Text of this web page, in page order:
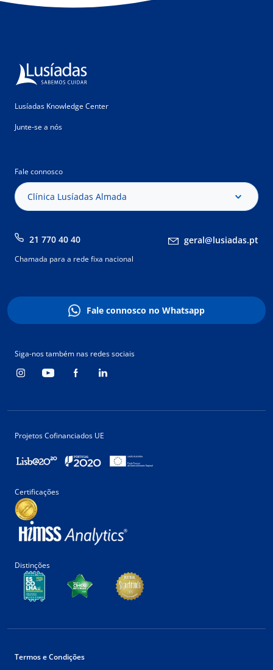
Lusíadas Knowledge Center
Junte-se a nós
Fale connosco
Clínica Lusíadas Almada
21 770 40 40 geral@lusiadas.pt
Chamada para a rede fixa nacional
Fale connosco no Whatsapp
Siga-nos também nas redes sociais
Projetos Cofinanciados UE
Certificações
Distinções
Termos e Condições